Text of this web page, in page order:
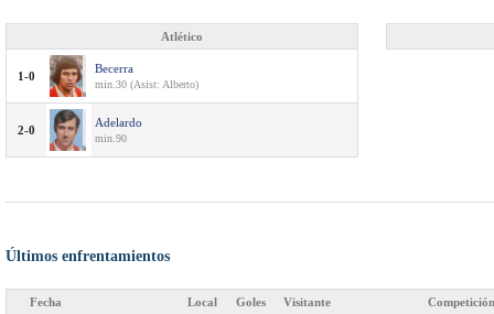
Atlético
1-0
Becerra
min.30 (Asist: Alberto)
2-0
Adelardo
min.90
Últimos enfrentamientos
Fecha Local Goles Visitante Competición